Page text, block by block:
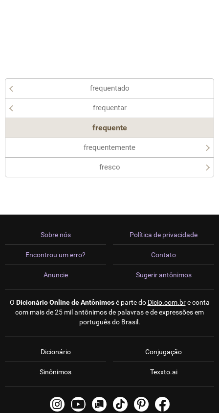
frequentado
frequentar
frequente
frequentemente
fresco
Sobre nós
Encontrou um erro?
Anuncie
Política de privacidade
Contato
Sugerir antônimos
O Dicionário Online de Antônimosé parte do Dicio.com.bre conta
com mais de 25 mil antônimos de palavras e de expressões em
português do Brasil.
Dicionário
Sinônimos
Conjugação
Texxto.ai